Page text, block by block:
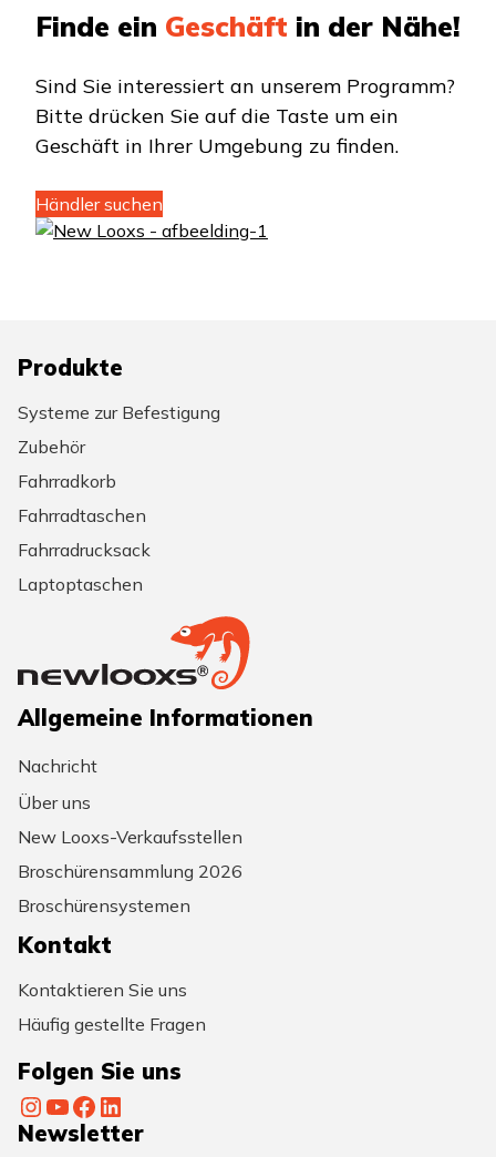
Finde ein Geschäft in der Nähe!
Sind Sie interessiert an unserem Programm?
Bitte drücken Sie auf die Taste um ein
Geschäft in Ihrer Umgebung zu finden.
Händler suchen
Produkte
Systeme zur Befestigung
Zubehör
Fahrradkorb
Fahrradtaschen
Fahrradrucksack
Laptoptaschen
Allgemeine Informationen
Nachricht
Über uns
New Looxs-Verkaufsstellen
Broschürensammlung 2026
Broschürensystemen
Kontakt
Kontaktieren Sie uns
Häufig gestellte Fragen
Folgen Sie uns
InstagramYouTube Facebook LinkedIn
Newsletter